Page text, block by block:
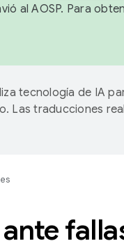
al AOSP. Para
tecnología de IA
Las traducciones